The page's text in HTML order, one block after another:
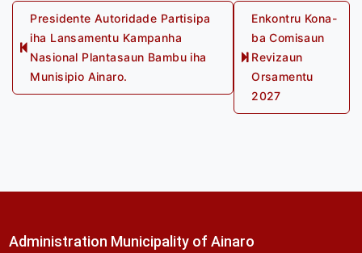
Post
navigationPrevious
post:
Presidente Autoridade Partisipa
iha Lansamentu Kampanha
Nasional Plantasaun Bambu iha
Munisipio Ainaro.
Next
post:
Enkontru Kona-
ba Comisaun
Revizaun
Orsamentu
2027
Administration Municipality of Ainaro